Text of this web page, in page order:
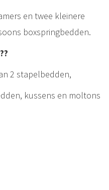
en twee kleinere
boxspringbedden.
2 stapelbedden,
kussens en moltons